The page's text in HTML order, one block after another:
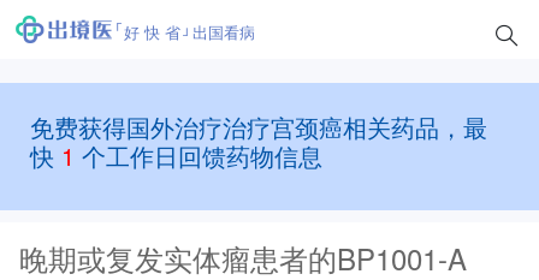
好 快 省 出国看病
免费获得国外治疗治疗宫颈癌相关药品，最
快 1 个工作日回馈药物信息
晚期或复发实体瘤患者的BP1001-A